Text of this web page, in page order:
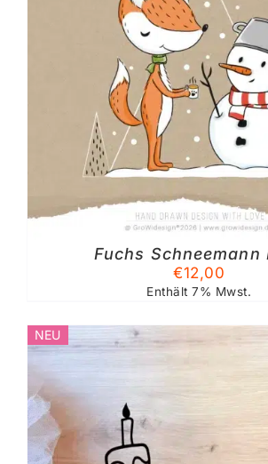
Fuchs Schneemann
€12,00
Enthält 7% Mwst.
NEU